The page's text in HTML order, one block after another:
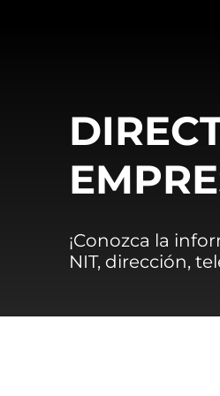
¡Conozca la
NIT, dirección,